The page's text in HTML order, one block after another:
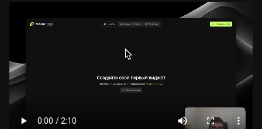
Оплата сервиса
Код виджета
Вставка кода на сайт
Финальный ужин Два шефа – одна кухня
Хотите приобщиться к миру высокой кухни и
стать частью события?